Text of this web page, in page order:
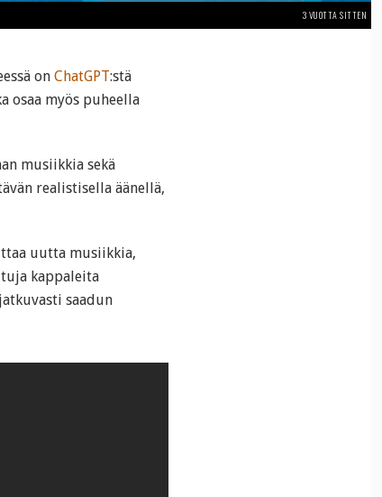
3 VUOTTA SITTEN
on ChatGPT:stä
osaa myös puheella
musiikkia sekä
realistisella äänellä,
uutta musiikkia,
kappaleita
saadun